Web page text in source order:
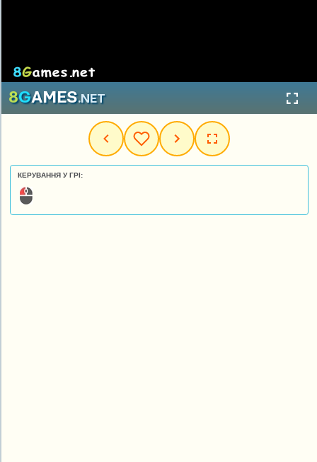
КЕРУВАННЯ У ГРІ: